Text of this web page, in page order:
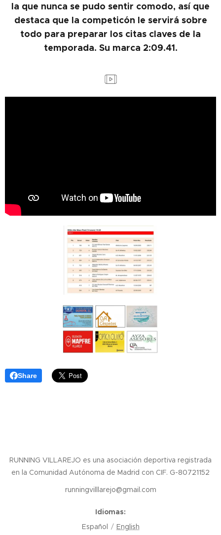
la que nunca se pudo sentir comodo, así que
destaca que la competicón le servirá sobre
todo para preparar los citas claves de la
temporada. Su marca 2:09.41.
Share
RUNNING VILLAREJO es una asociación deportiva registrada
en la Comunidad Autónoma de Madrid con CIF. G-80721152
runningvilllarejo@gmail.com
Idiomas
Español
English